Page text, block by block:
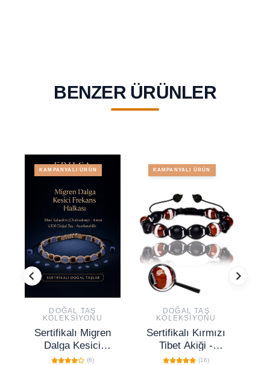
BENZER ÜRÜNLER
KAMPANYALI ÜRÜN
DOĞAL TAŞ
KOLEKSIYONU
Sertifikalı Migren
Dalga Kesici
Frekans Halkası
(6)
KAMPANYALI ÜRÜN
DOĞAL TAŞ
KOLEKSIYONU
Sertifikalı Kırmızı
Tibet Akiği -
Oniks Taşı
(16)